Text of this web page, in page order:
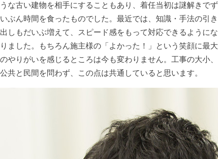
うな古い建物を相手にすることもあり、着任当初は謎解きでず
いぶん時間を食ったものでした。最近では、知識・手法の引き
出しもだいぶ増えて、スピード感をもって対応できるようにな
りました。もちろん施主様の「よかった！」という笑顔に最大
のやりがいを感じるところは今も変わりません。工事の大小、
公共と民間を問わず、この点は共通していると思います。